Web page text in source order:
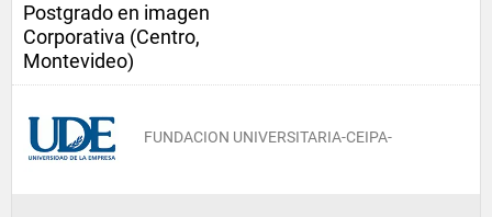
Postgrado en imagen
Corporativa (Centro,
Montevideo)
FUNDACION UNIVERSITARIA-CEIPA-